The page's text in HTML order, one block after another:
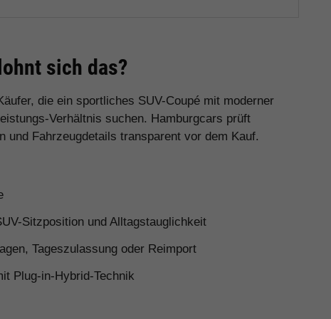
sich das?
die ein sportliches SUV-Coupé mit moderner
Verhältnis suchen. Hamburgcars prüft
und Fahrzeugdetails transparent vor dem Kauf.
Sitzposition und Alltagstauglichkeit
Tageszulassung oder Reimport
Plug-in-Hybrid-Technik